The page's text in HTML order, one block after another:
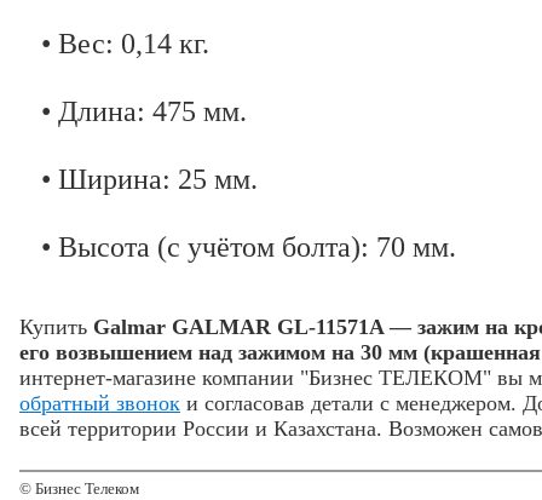
• Вес: 0,14 кг.
• Длина: 475 мм.
• Ширина: 25 мм.
• Высота (с учётом болта): 70 мм.
Купить Galmar GALMAR GL-11571A — зажим на
его возвышением над зажимом на 30 мм
интернет-магазине компании "Бизнес ТЕЛЕКОМ" вы
обратный звонок и согласовав детали с менеджером.
всей территории России и Казахстана. Возможен
© Бизнес Телеком